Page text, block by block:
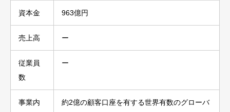
資本金 963億円
売上高 ー
従業員
数
ー
事業内
約2億の顧客口座を有する世界有数のグローバ